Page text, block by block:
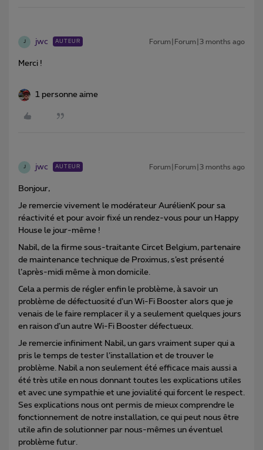
J jwc AUTEUR Forum|Forum|3 months ago
Merci !
1 personne aime
J jwc AUTEUR Forum|Forum|3 months ago
Bonjour,
Je remercie vivement le modérateur AurélienK pour sa
réactivité et pour avoir fixé un rendez-vous pour un Happy
House le jour-même !
Nabil, de la firme sous-traitante Circet Belgium, partenaire
de maintenance technique de Proximus, s’est présenté
l’après-midi même à mon domicile.
Cela a permis de régler enfin le problème, à savoir un
problème de défectuosité d’un Wi-Fi Booster alors que je
venais de le faire remplacer il y a seulement quelques jours
en raison d’un autre Wi-Fi Booster défectueux.
Je remercie infiniment Nabil, un gars vraiment super qui a
pris le temps de tester l’installation et de trouver le
problème. Nabil a non seulement été efficace mais aussi a
été très utile en nous donnant toutes les explications utiles
et avec une sympathie et une jovialité qui forcent le respect.
Ses explications nous ont permis de mieux comprendre le
fonctionnement de notre installation, ce qui peut nous être
utile afin de solutionner par nous-mêmes un éventuel
problème futur.